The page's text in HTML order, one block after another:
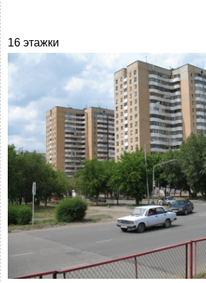
16 этажки